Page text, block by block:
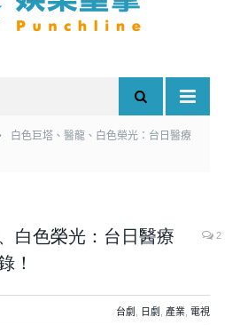
白色巨塔、醫龍、白色榮光：台日醫療
白色榮光：台日醫療
！
2
台劇 日劇 產業 電視